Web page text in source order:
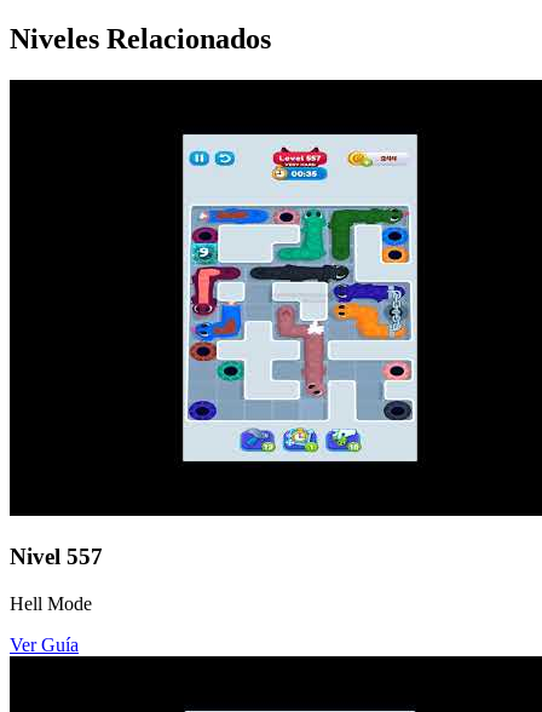
Niveles Relacionados
Nivel 557
Hell Mode
Ver Guía